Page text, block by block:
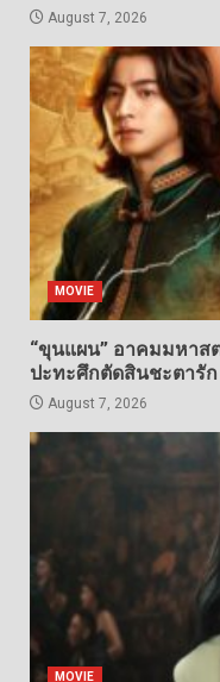
August 7, 2026
MOVIE
“ขุนแผน” อาคมมหาส
ปะทะศึกตัดสินชะตารัก
August 7, 2026
MOVIE